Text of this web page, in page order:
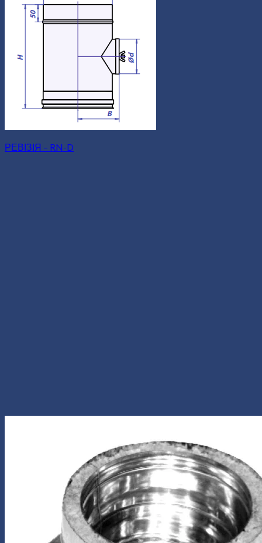
РЕВІЗІЯ – RN-D